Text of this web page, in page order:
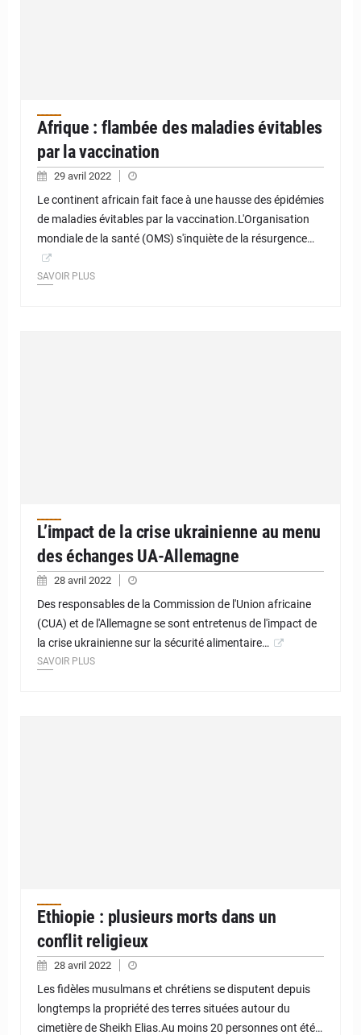
Afrique : flambée des maladies évitables
par la vaccination
29 avril 2022
Le continent africain fait face à une hausse des épidémies
de maladies évitables par la vaccination.L'Organisation
mondiale de la santé (OMS) s'inquiète de la résurgence…
SAVOIR PLUS
L’impact de la crise ukrainienne au menu
des échanges UA-Allemagne
28 avril 2022
Des responsables de la Commission de l'Union africaine
(CUA) et de l'Allemagne se sont entretenus de l'impact de
la crise ukrainienne sur la sécurité alimentaire…
SAVOIR PLUS
Ethiopie : plusieurs morts dans un
conflit religieux
28 avril 2022
Les fidèles musulmans et chrétiens se disputent depuis
longtemps la propriété des terres situées autour du
cimetière de Sheikh Elias.Au moins 20 personnes ont été…